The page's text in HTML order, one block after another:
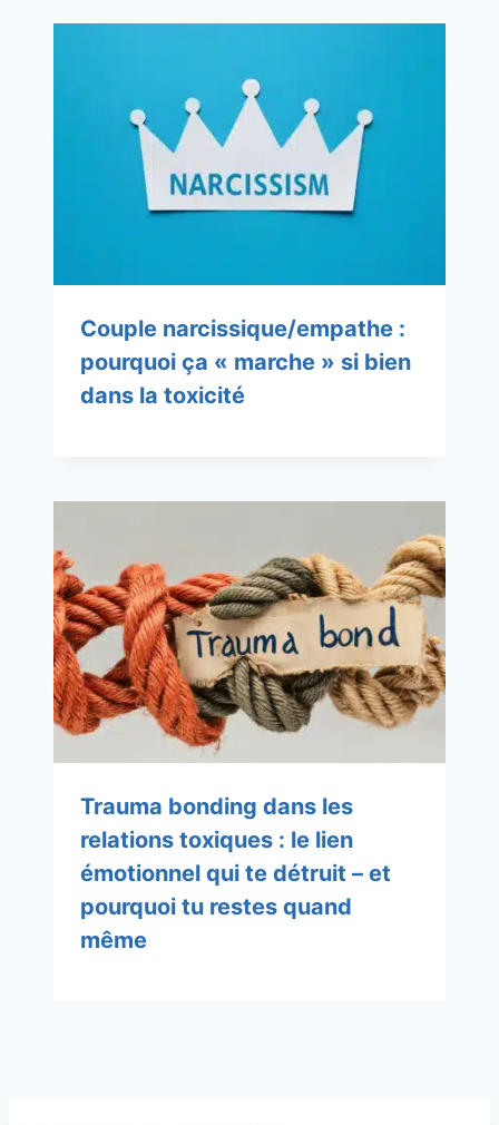
Couple narcissique/empathe :
pourquoi ça « marche » si bien
dans la toxicité
Trauma bonding dans les
relations toxiques : le lien
émotionnel qui te détruit – et
pourquoi tu restes quand
même